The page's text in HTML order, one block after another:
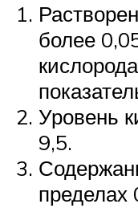
более
Уровень
9,5.
пределах